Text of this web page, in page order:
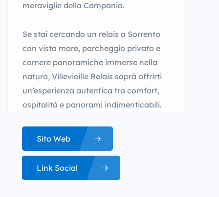
meraviglie della Campania.
Se stai cercando un relais a Sorrento
con vista mare, parcheggio privato e
camere panoramiche immerse nella
natura, Villevieille Relais saprà offrirti
un’esperienza autentica tra comfort,
ospitalità e panorami indimenticabili.
Sito Web
Link Social